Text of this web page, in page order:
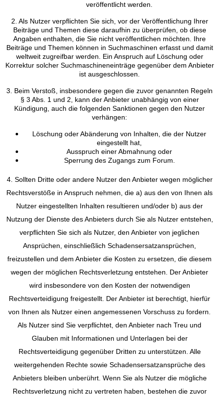
veröffentlicht werden.
2. Als Nutzer verpflichten Sie sich, vor der Veröffentlichung Ihrer
Beiträge und Themen diese daraufhin zu überprüfen, ob diese
Angaben enthalten, die Sie nicht veröffentlichen möchten. Ihre
Beiträge und Themen können in Suchmaschinen erfasst und damit
weltweit zugreifbar werden. Ein Anspruch auf Löschung oder
Korrektur solcher Suchmaschineneinträge gegenüber dem Anbieter
ist ausgeschlossen.
3. Beim Verstoß, insbesondere gegen die zuvor genannten Regeln
§ 3 Abs. 1 und 2, kann der Anbieter unabhängig von einer
Kündigung, auch die folgenden Sanktionen gegen den Nutzer
verhängen:
Löschung oder Abänderung von Inhalten, die der Nutzer
eingestellt hat,
Ausspruch einer Abmahnung oder
Sperrung des Zugangs zum Forum.
4. Sollten Dritte oder andere Nutzer den Anbieter wegen möglicher
Rechtsverstöße in Anspruch nehmen, die a) aus den von Ihnen als
Nutzer eingestellten Inhalten resultieren und/oder b) aus der
Nutzung der Dienste des Anbieters durch Sie als Nutzer entstehen,
verpflichten Sie sich als Nutzer, den Anbieter von jeglichen
Ansprüchen, einschließlich Schadensersatzansprüchen,
freizustellen und dem Anbieter die Kosten zu ersetzen, die diesem
wegen der möglichen Rechtsverletzung entstehen. Der Anbieter
wird insbesondere von den Kosten der notwendigen
Rechtsverteidigung freigestellt. Der Anbieter ist berechtigt, hierfür
von Ihnen als Nutzer einen angemessenen Vorschuss zu fordern.
Als Nutzer sind Sie verpflichtet, den Anbieter nach Treu und
Glauben mit Informationen und Unterlagen bei der
Rechtsverteidigung gegenüber Dritten zu unterstützen. Alle
weitergehenden Rechte sowie Schadensersatzansprüche des
Anbieters bleiben unberührt. Wenn Sie als Nutzer die mögliche
Rechtsverletzung nicht zu vertreten haben, bestehen die zuvor